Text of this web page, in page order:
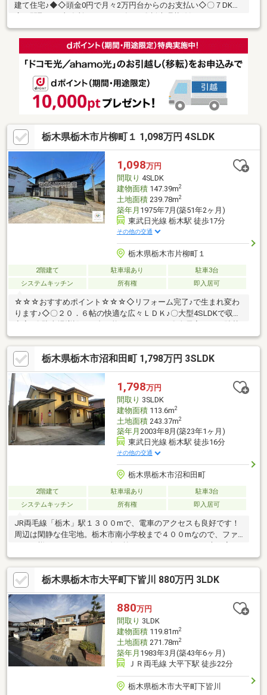
建て住宅♪◆◇頭金0円で月々2万円台からのお支払い◇〇７DKの
良し！〇広々な屋上は眺望良く気持ちがイイです♪〇駐車場は2台
並列駐車可能！〇公共下水引込済み（未接続）☆☆☆なないろ不
動産へ住宅ローンのご相談を☆☆☆◆自己資金（頭金）が無い、
又は使いたくない方。◆転職して間もない為、勤続年数が短い
（件数や金額が多い場合は特に）。◆国民健康保険に加入してい
る方。
栃木県栃木市片柳町１ 1,098万円 4SLDK
1,098万円
間取り 4SLDK
建物面積147.39m2
土地面積239.78m2
築年月 1975年7月(築51年2ヶ月)
東武日光線 栃木駅 徒歩17分
その他の交通
栃木県栃木市片柳町１
2階建て 駐車場あり
駐車3台
システムキッチン
所有権 即入居可
☆☆☆おすすめポイント☆☆☆◇リフォーム完了♪で生まれ変わ
ります♪◇〇２０．６帖の快適な広々ＬＤＫ♪〇大型4SLDKで収納
充実♪〇駐車場増設で４台可能になりました♪〇全居室クロス貼替
♪○外壁塗装済みで安心♪〇お庭が広くてのどかなマイホーム暮ら
しを実現しております♪☆☆☆なないろ不動産へ住宅ローンのご
相談を☆☆☆◆自己資金（頭金）が無い、又は使いたくない方。
◆転職して間もない為、勤続年数が短い方。◆車のローンやキャ
ッシング等、他のローン残債があ る方（件数や金額が多い場合
は特に）。◆国民健康保険に加入している方。
栃木県栃木市沼和田町 1,798万円 3SLDK
1,798万円
間取り 3SLDK
建物面積113.6m2
土地面積243.37m2
築年月 2003年8月(築23年1ヶ月)
東武日光線 栃木駅 徒歩16分
その他の交通
栃木県栃木市沼和田町
2階建て 駐車場あり
駐車3台
システムキッチン
所有権 即入居可
JR両毛線「栃木」駅１３００mで、電車のアクセスも良好です！
周辺は閑静な住宅地。栃木市南小学校まで４００mなので、ファ
暖炉も付いてます。
栃木県栃木市大平町下皆川 880万円 3LDK
880万円
間取り 3LDK
建物面積119.81m2
土地面積271.78m2
築年月 1983年3月(築43年6ヶ月)
ＪＲ両毛線 大平下駅 徒歩22分
栃木県栃木市大平町下皆川